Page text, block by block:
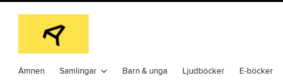
Ämnen Samlingar Barn & unga Ljudböcker E-böcker